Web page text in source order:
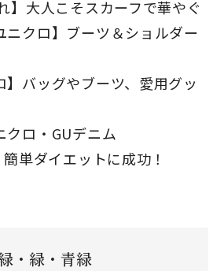
】大人こそスカーフで華やぐ
ニクロ】ブーツ＆ショルダー
】バッグやブーツ、愛用グッ
クロ・GUデニム
単ダイエットに成功！
・緑・青緑